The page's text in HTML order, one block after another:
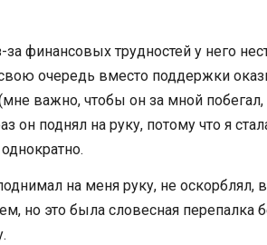
финансовых трудностей у него
очередь вместо поддержки
важно, чтобы он за мной побегал,
он поднял на руку, потому что я
на меня руку, не
но это была словесная перепалка